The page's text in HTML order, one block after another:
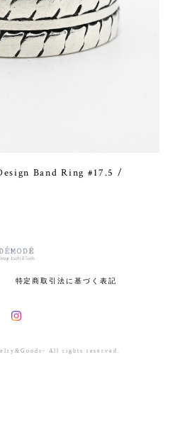
Band Ring #17.5 /
特定商取引法に基づく表記
All rights reserved.